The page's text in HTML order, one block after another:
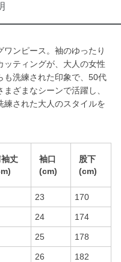
ワンピース。袖のゆったり
ッティングが、大人の女性
も洗練された印象で、50代
ざまなシーンで活躍し、
練された大人のスタイルを
袖丈
袖口
(cm)
股下
(cm)
23 170
24 174
25 178
26 182